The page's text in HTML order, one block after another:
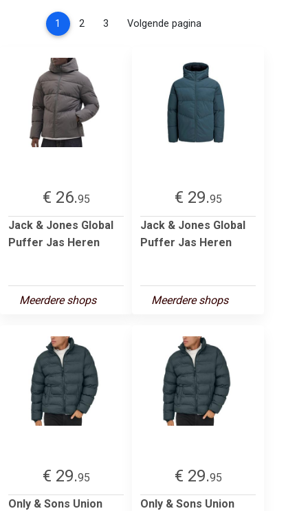
1 (current)
2 3 Volgende pagina
€ 26.95
Jack & Jones Global
Puffer Jas Heren
Meerdere shops
€ 29.95
Jack & Jones Global
Puffer Jas Heren
Meerdere shops
€ 29.95
Only & Sons Union
€ 29.95
Only & Sons Union